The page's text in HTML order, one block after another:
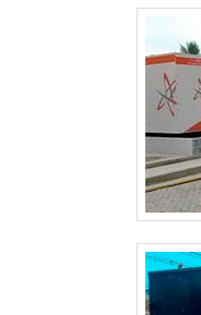
ALUGUEL GERADOR PREÇO
ALUGUEL GERADOR
ALUGUEL GERADOR DE
ALUGUEL GERADOR DE
ALUGUEL GERADOR DE
ALUGUEL GERADOR
ALUGUEL DE GRUPO
ALUGUEL DE GRUPO DE
ALUGUEL DE GERADORES